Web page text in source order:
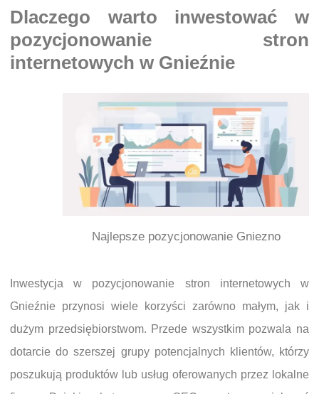
Dlaczego warto inwestować w
pozycjonowanie stron
internetowych w Gnieźnie
Najlepsze pozycjonowanie Gniezno
Inwestycja w pozycjonowanie stron internetowych w
Gnieźnie przynosi wiele korzyści zarówno małym, jak i
dużym przedsiębiorstwom. Przede wszystkim pozwala na
dotarcie do szerszej grupy potencjalnych klientów, którzy
poszukują produktów lub usług oferowanych przez lokalne